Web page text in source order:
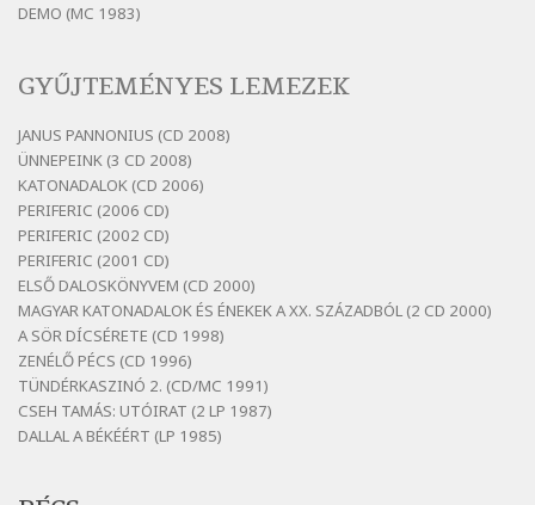
Bertók László: Vásáros
Szélkiáltó
Bertók László: Vizibolt
Szélkiáltó
Bornemissza Endre: Szitakötő
Szélkiáltó
Detlev von Liliencron: Bölcsődal
Szélkiáltó
Fenyvesi Béla: Lesz-e még menedék?
Szélkiáltó
Fenyvesi Béla: Szélkiáltó kánon
Szélkiáltó
DEMO (MC 1983)
GYŰJTEMÉNYES LEMEZEK
JANUS PANNONIUS (CD 2008)
ÜNNEPEINK (3 CD 2008)
KATONADALOK (CD 2006)
PERIFERIC (2006 CD)
PERIFERIC (2002 CD)
PERIFERIC (2001 CD)
ELSŐ DALOSKÖNYVEM (CD 2000)
MAGYAR KATONADALOK ÉS ÉNEKEK A XX. SZÁZADBÓL (2 CD 2000)
A SÖR DÍCSÉRETE (CD 1998)
ZENÉLŐ PÉCS (CD 1996)
TÜNDÉRKASZINÓ 2. (CD/MC 1991)
CSEH TAMÁS: UTÓIRAT (2 LP 1987)
DALLAL A BÉKÉÉRT (LP 1985)